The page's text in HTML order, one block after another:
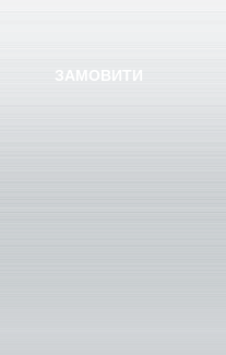
ЗАМОВИТИ